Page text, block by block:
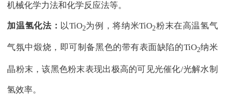
机械化学力法和化学反应法等。
加温氢化法： 以TiO2为例，将纳米TiO2粉末在高温氢气
气氛中煅烧，即可制备黑色的带有表面缺陷的TiO2纳米
晶粉末，该黑色粉末表现出极高的可见光催化/光解水制
氢效率。